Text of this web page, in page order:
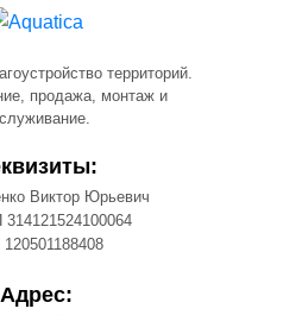
территорий.
продажа, монтаж и
Виктор Юрьевич
Адрес: